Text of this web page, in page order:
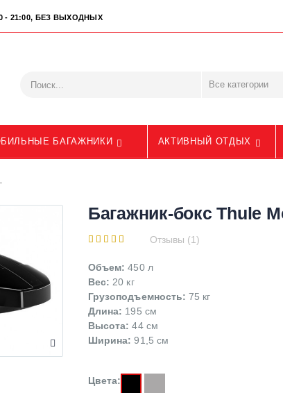
- 21:00, БЕЗ ВЫХОДНЫХ
БАГАЖНИКИ АКТИВНЫЙ ОТДЫХ
Багажник-бокс Thule
Отзывы (1)
Объем: 450 л
Вес: 20 кг
Грузоподъемность: 75 кг
Длина: 195 см
Высота: 44 см
Ширина: 91,5 см
Цвета: